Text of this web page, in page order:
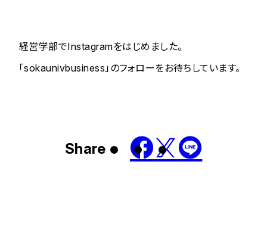
経営学部でInstagramをはじめました。
「sokaunivbusiness」のフォローをお待ちしています。
Share